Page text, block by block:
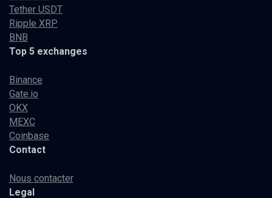
Tether USDT
Ripple XRP
BNB
Top 5 exchanges
Binance
Gate.io
OKX
MEXC
Coinbase
Contact
Nous contacter
Legal